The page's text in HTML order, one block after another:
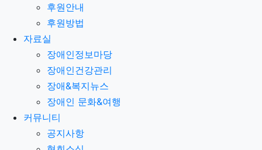
후원안내
후원방법
자료실
장애인정보마당
장애인건강관리
장애&복지뉴스
장애인 문화&여행
커뮤니티
공지사항